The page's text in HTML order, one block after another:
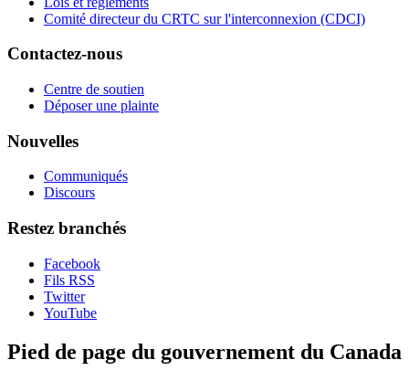
Comité directeur du CRTC sur l'interconnexion (CDCI)
Contactez-nous
Centre de soutien
Déposer une plainte
Nouvelles
Communiqués
Discours
Restez branchés
Facebook
Fils RSS
Twitter
YouTube
Pied de page du gouvernement du Canada